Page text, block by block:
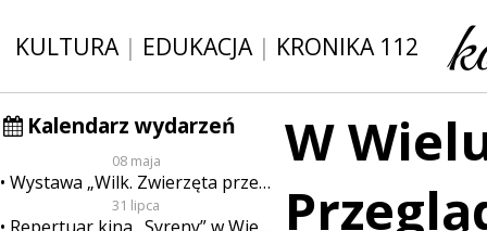
KULTURA| EDUKACJA| KRONIKA 112
Kalendarz wydarzeń
08 maja
Wystawa „Wilk. Zwierzęta przeklęte”
31 lipca
W